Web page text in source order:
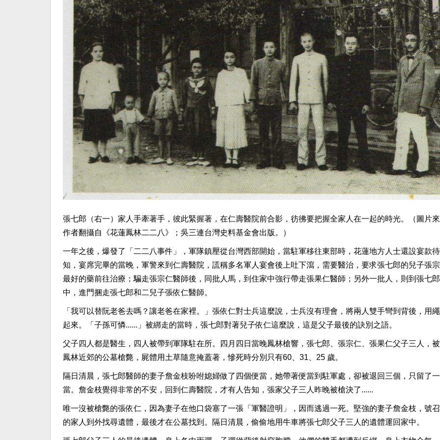
張七郎（右一）家人手牽著手，彼此緊握著，在仁壽醫院前合影，彷彿要把握全家人在一起的時光。（圖片
作者翻攝自《花蓮鳳林二二八》；吳三連台灣史料基金會出版。）
一年之後，爆發了「二二八事件」，軍隊鎮壓從台灣西部開始，當駐軍移往東部時，花蓮地方人士還設宴款
知，宴席完畢的當晚，軍警來到仁壽醫院，謊稱多名軍人宴會後上吐下瀉，需要醫治，要求張七郎的兒子張
最好的藥前往治療；騙走張宗仁醫師後，同批人馬，到住家中強行帶走張果仁醫師；另外一批人，則到張七
中，進門捆走張七郎和二兒子張依仁醫師。
「我可以替阮老爸去嗎？讓老爸在家裡。」張依仁對士兵這麼說，士兵沒有理會，將兩人雙手彎到背後，用
起來。「子孫可憐......」被綁走的當時，張七郎對著兒子依仁這麼說，這是父子最後的訣別之語。
父子四人都是醫生，四人被帶到軍隊駐在所。四月四日當晚鳳林槍響，張七郎、張宗仁、張果仁父子三人，
鳳林近郊的公墓槍斃，屍體用土草隨意掩蓋著，慘死時分別只有60、31、25 歲。
隔日清晨，張七郎醫師的妻子詹金枝吩咐媳婦做了四個便當，她帶著便當到駐軍處，卻被退回三個，只留了
當。詹金枝覺得非常的不安，回到仁壽醫院，才有人告知，張家父子三人昨晚被槍決了......
唯一沒被槍斃的張依仁，因為妻子在他口袋塞了一張「軍醫證明」，因而逃過一死。堅強的妻子詹金枝，號
的家人到外找尋遺體，最後才在公墓找到。隔日清晨，偷偷地用牛車將張七郎父子三人的遺體運回家中。